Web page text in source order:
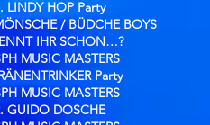
LINDY HOP Party
/ BÜDCHE BOYS
IHR SCHON…?
MUSIC MASTERS
Party
MUSIC MASTERS
GUIDO DOSCHE